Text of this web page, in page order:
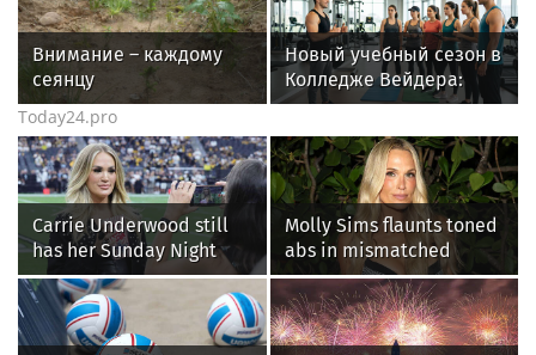
Внимание – каждому
сеянцу
Новый учебный сезон в
Колледже Вейдера:
стартовали очные
фитнес-тренеров и
специалистов
индустрии здоровья
Today24.pro
Carrie Underwood still
has her Sunday Night
Football fastball,
awkward Jim Harbaugh &
Baywatch Livvy Dunne!
Molly Sims flaunts toned
abs in mismatched
bikini during perfect
beach day with her kids